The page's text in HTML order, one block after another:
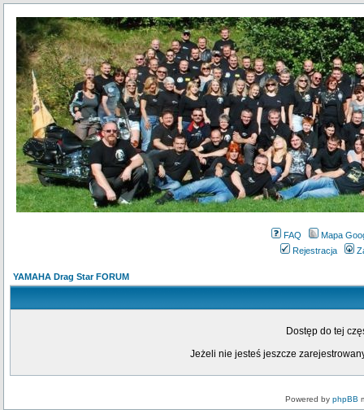
FAQ
Mapa
Rejestracja
YAMAHA Drag Star FORUM
Dostęp do tej
Jeżeli nie jesteś jeszcze
Powered by phpBB